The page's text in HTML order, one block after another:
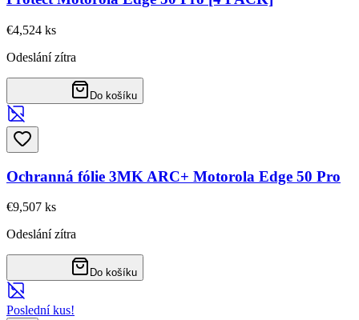
€4,524 ks
Odeslání zítra
Do košíku
Ochranná fólie 3MK ARC+ Motorola Edge 50 Pro
€9,507 ks
Odeslání zítra
Do košíku
Poslední kus!